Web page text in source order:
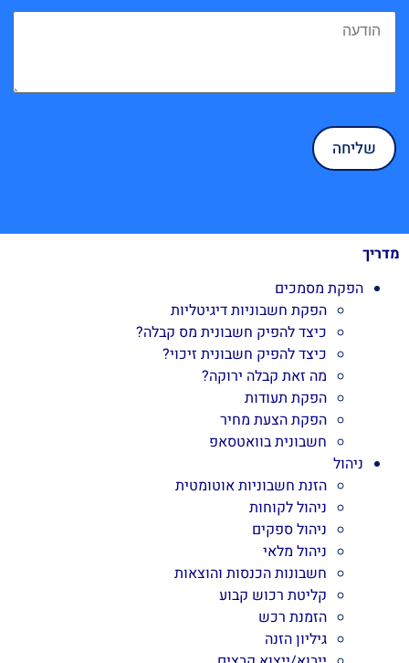
מדריך
הפקת מסמכים
הפקת חשבוניות דיגיטליות
כיצד להפיק חשבונית מס קבלה?
כיצד להפיק חשבונית זיכוי?
מה זאת קבלה ירוקה?
הפקת תעודות
הפקת הצעת מחיר
חשבונית בוואטסאפ
ניהול
הזנת חשבוניות אוטומטית
ניהול לקוחות
ניהול ספקים
ניהול מלאי
חשבונות הכנסות והוצאות
קליטת רכוש קבוע
הזמנת רכש
גיליון הזנה